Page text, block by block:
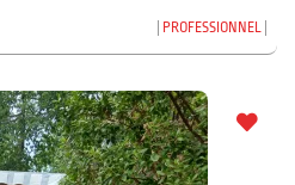
PROFESSIONNEL